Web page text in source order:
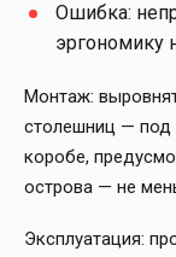
Ошибка:
эргономику
Монтаж:
столешниц — под
коробе,
острова — не
Эксплуатация: